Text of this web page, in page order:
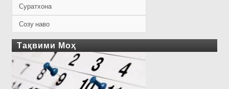
Суратхона
Созу наво
Тақвими Моҳ